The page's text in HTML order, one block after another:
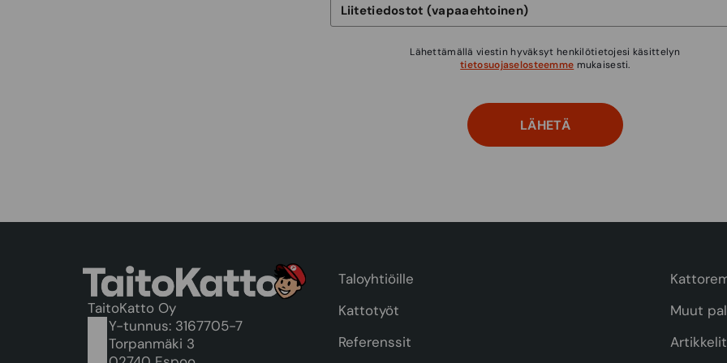
Lähettämällä viestin hyväksyt henkilötietojesi käsittelyn
tietosuojaselosteemme mukaisesti.
TaitoKatto Oy
Y-tunnus: 3167705-7
Torpanmäki 3
Taloyhtiöille
Kattotyöt
Muut
Referenssit